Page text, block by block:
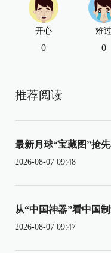
开心
0
难过
0
推荐阅读
最新月球“宝藏图”抢
2026-08-07 09:48
从“中国神器”看中国
2026-08-07 09:47